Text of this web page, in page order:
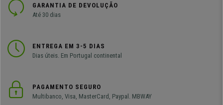
GARANTIA DE DEVOLUÇÃO
Até 30 dias
ENTREGA EM 3-5 DIAS
Dias úteis. Em Portugal continental
PAGAMENTO SEGURO
Multibanco, Visa, MasterCard, Paypal. MBWAY